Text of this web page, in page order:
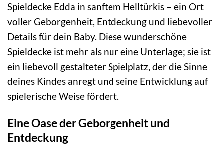
Spieldecke Edda in sanftem Helltürkis – ein Ort
voller Geborgenheit, Entdeckung und liebevoller
Details für dein Baby. Diese wunderschöne
Spieldecke ist mehr als nur eine Unterlage; sie ist
ein liebevoll gestalteter Spielplatz, der die Sinne
deines Kindes anregt und seine Entwicklung auf
spielerische Weise fördert.
Eine Oase der Geborgenheit und
Entdeckung